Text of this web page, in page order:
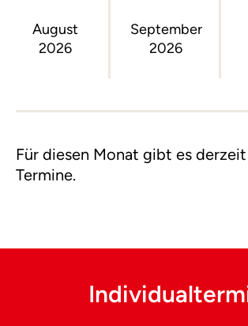
August
2026
September
2026
Für diesen Monat gibt es
Termine.